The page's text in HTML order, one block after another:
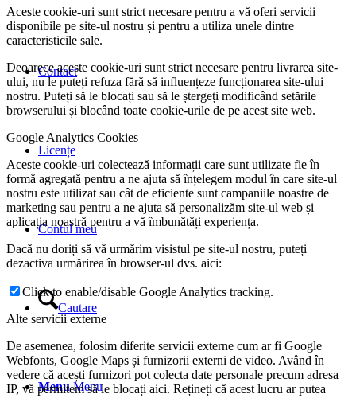
Contact
Licențe
Contul meu
Cautare
Menu Menu
Aceste cookie-uri sunt strict necesare pentru a vă oferi servicii
disponibile pe site-ul nostru și pentru a utiliza unele dintre
caracteristicile sale.
Deoarece aceste cookie-uri sunt strict necesare pentru livrarea site-
ului, nu le puteți refuza fără să influențeze funcționarea site-ului
nostru. Puteți să le blocați sau să le ștergeți modificând setările
browserului și blocând toate cookie-urile de pe acest site web.
Google Analytics Cookies
Aceste cookie-uri colectează informații care sunt utilizate fie în
formă agregată pentru a ne ajuta să înțelegem modul în care site-ul
nostru este utilizat sau cât de eficiente sunt campaniile noastre de
marketing sau pentru a ne ajuta să personalizăm site-ul web și
aplicația noastră pentru a vă îmbunătăți experiența.
Dacă nu doriți să vă urmărim visistul pe site-ul nostru, puteți
dezactiva urmărirea în browser-ul dvs. aici:
Click to enable/disable Google Analytics tracking.
Alte servicii externe
De asemenea, folosim diferite servicii externe cum ar fi Google
Webfonts, Google Maps și furnizorii externi de video. Având în
vedere că acești furnizori pot colecta date personale precum adresa
IP, vă permitem să le blocați aici. Rețineți că acest lucru ar putea